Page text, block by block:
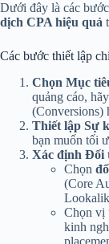
Dưới đây là các
dịch CPA hiệu quả
Các bước thiết lập
Chọn Mục
quảng cáo,
(Conversions)
Thiết lập Sự
bạn muốn tối
Xác định Đối
Chọn
(Core
Chọn vị
kinh